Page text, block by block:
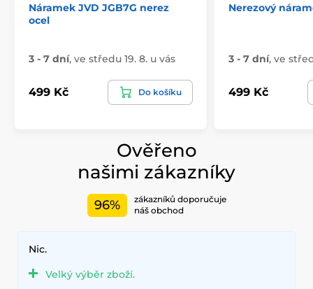
Náramek JVD JGB7G nerez
ocel
3 - 7 dní, ve středu 19. 8. u vás
499 Kč Do košíku
Nerezový
3 - 7 dní, ve
499 Kč
Ověřeno
našimi zákazníky
96%
zákazníků doporučuje
náš obchod
Nic.
Velký výběr zboží.